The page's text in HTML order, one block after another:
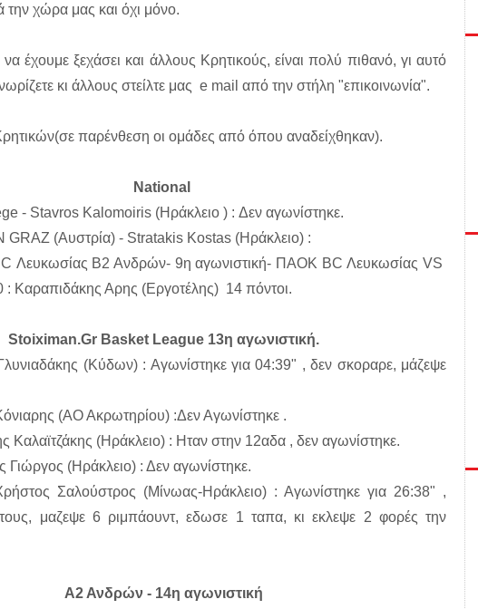
χώρα μας και όχι μόνο.
έχουμε ξεχάσει και άλλους Κρητικούς, είναι πολύ πιθανό, γι αυτό
κι άλλους στείλτε μας e mail από την στήλη "επικοινωνία".
παρένθεση οι ομάδες από όπου αναδείχθηκαν).
National
- Stavros Kalomoiris (Ηράκλειο ) : Δεν αγωνίστηκε.
(Αυστρία) - Stratakis Kostas (Ηράκλειο) :
Λευκωσίας Β2 Ανδρών- 9η αγωνιστική- ΠΑΟΚ BC Λευκωσίας VS
: Καραπιδάκης Αρης (Εργοτέλης) 14 πόντοι.
Stoiximan.Gr Basket League 13η αγωνιστική.
(Κύδων) : Αγωνίστηκε για 04:39" , δεν σκοραρε, μάζεψε
(ΑΟ Ακρωτηρίου) :Δεν Αγωνίστηκε .
(Ηράκλειο) : Ηταν στην 12αδα , δεν αγωνίστηκε.
(Ηράκλειο) : Δεν αγωνίστηκε.
Σαλούστρος (Μίνωας-Ηράκλειο) : Αγωνίστηκε για 26:38" ,
μαζεψε 6 ριμπάουντ, εδωσε 1 ταπα, κι εκλεψε 2 φορές την
Α2 Ανδρών - 14η αγωνιστική